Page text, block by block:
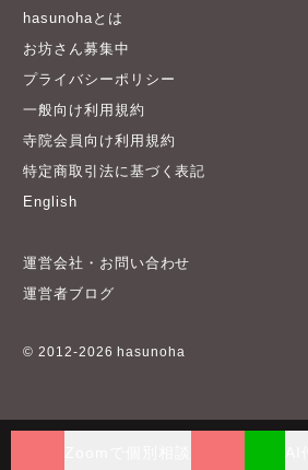
hasunohaとは
お坊さん募集中
プライバシーポリシー
一般向け利用規約
寺院会員向け利用規約
特定商取引法に基づく表記
English
運営会社・お問い合わせ
運営者ブログ
© 2012-2026 hasunoha